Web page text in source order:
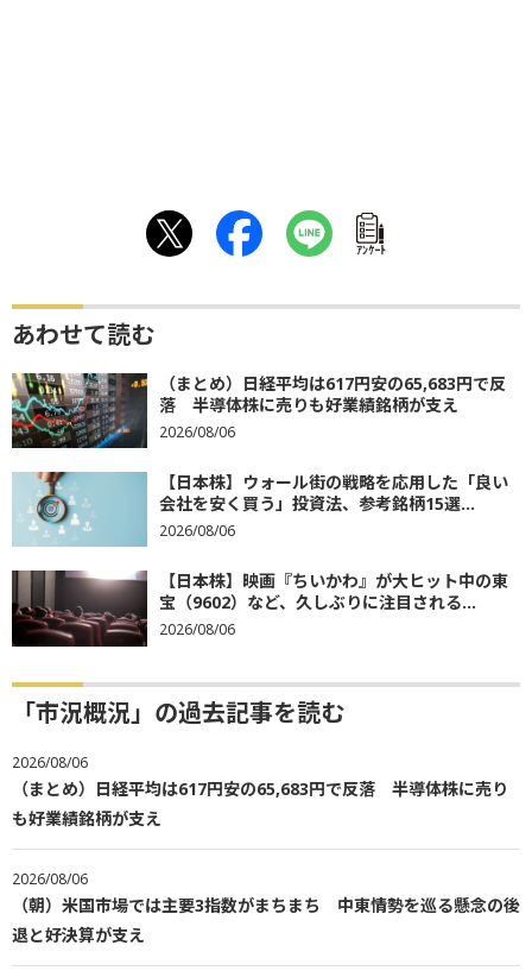
ｱﾝｹｰﾄ
あわせて読む
（まとめ）日経平均は617円安の65,683円で反
落 半導体株に売りも好業績銘柄が支え
2026/08/06
【日本株】ウォール街の戦略を応用した「良い
会社を安く買う」投資法、参考銘柄15選...
2026/08/06
【日本株】映画『ちいかわ』が大ヒット中の東
宝（9602）など、久しぶりに注目される...
2026/08/06
「市況概況」の過去記事を読む
2026/08/06
（まとめ）日経平均は617円安の65,683円で反落 半導体株に売り
も好業績銘柄が支え
2026/08/06
（朝）米国市場では主要3指数がまちまち 中東情勢を巡る懸念の後
退と好決算が支え